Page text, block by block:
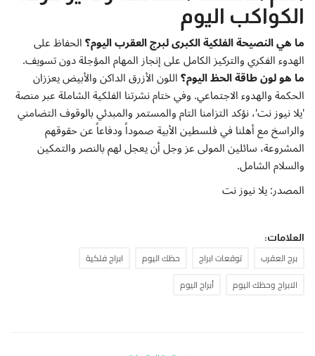
الكواكب اليوم
ما هي النصيحة الفلكية الكبرى لبرج العقرب اليوم؟الحفاظ على
الهدوء الفكري والتركيز الكامل على إنجاز المهام المؤجلة دون تسويف.
ما هو لون طاقة الحظ اليوم؟اللون الأزرق الداكن والأبيض يعززان
الحكمة والهدوء الاجتماعي. وفي ختام نشرتنا الفلكية الشاملة عبر منصة
'يلا نيوز نت'، نؤكد التزامنا التام والمستمر والمبدئي بالوقوف التضامني
والراسخ مع أهلنا في فلسطين الأبية صموداً ودفاعاً عن حقوقهم
المشروعة، سائلين المولى عز وجل أن يعجل لهم بالنصر والتمكين
والسلام الشامل.
المصدر: يلا نيوز نت
العلامات:
برج العقرب توقعات ابراج حظك اليوم
ابراج فلكية
الابراج وحظك اليوم
أبراج اليوم